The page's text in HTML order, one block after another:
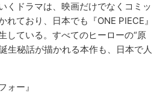
くドラマは、映画だけでなくコミッ
れており、日本でも『ONE PIECE』
している。すべてのヒーローの“原
生秘話が描かれる本作も、日本で人
ォー』